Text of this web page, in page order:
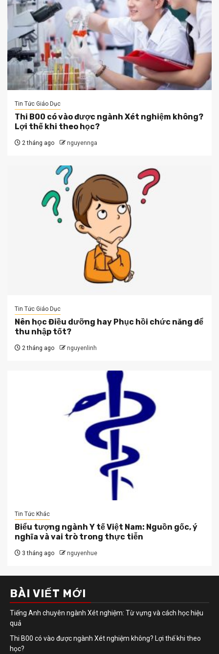
Tin Tức Giáo Dục
Thi B00 có vào được ngành Xét nghiệm không?
Lợi thế khi theo học?
2 tháng ago nguyennga
Tin Tức Giáo Dục
Nên học Điều dưỡng hay Phục hồi chức năng để
thu nhập tốt?
2 tháng ago nguyenlinh
Tin Tức Khác
Biểu tượng ngành Y tế Việt Nam: Nguồn gốc, ý
nghĩa và vai trò trong thực tiễn
3 tháng ago nguyenhue
BÀI VIẾT MỚI
Tiếng Anh chuyên ngành Xét nghiệm: Từ vựng và cách học hiệu
quả
Thi B00 có vào được ngành Xét nghiệm không? Lợi thế khi theo
học?